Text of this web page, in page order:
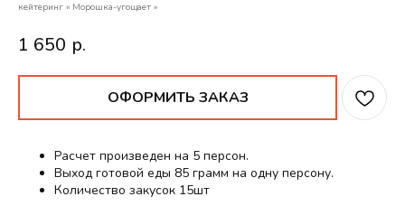
кейтеринг « Морошка-угощает »
1 650 р.
ОФОРМИТЬ ЗАКАЗ
Расчет произведен на 5 персон.
Выход готовой еды 85 грамм на одну персону.
Количество закусок 15шт